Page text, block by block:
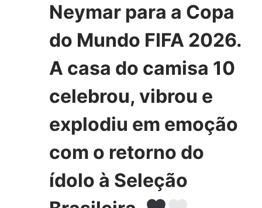
Neymar para a Copa
do Mundo FIFA 2026.
A casa do camisa 10
celebrou, vibrou e
explodiu em emoção
com o retorno do
ídolo à Seleção